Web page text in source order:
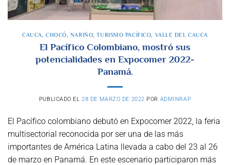
CAUCA, CHOCÓ, NARIÑO,TURISMO PACÍFICO, VALLE DEL CAUCA
El Pacífico Colombiano, mostró sus
potencialidades en Expocomer 2022-
Panamá.
PUBLICADO EL28 DE MARZO DE 2022 POR ADMINRAP
El Pacífico colombiano debutó en Expocomer 2022, la feria
multisectorial reconocida por ser una de las más
importantes de América Latina llevada a cabo del 23 al 26
de marzo en Panamá. En este escenario participaron más